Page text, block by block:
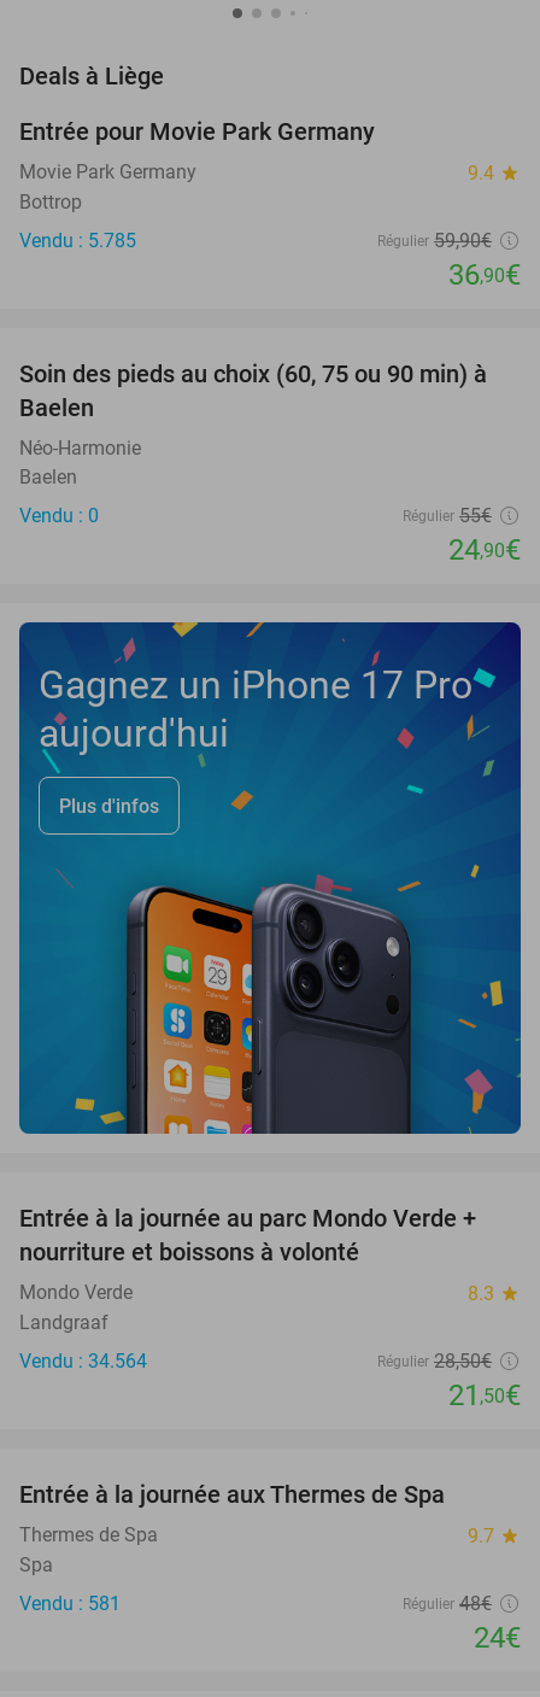
Deals à Liège
Entrée pour Movie Park Germany
Movie Park Germany 9.4 star
Bottrop
Vendu : 5.785
Régulier 59,90€
36,90€
55%
TODAY
Soin des pieds au choix (60, 75 ou 90 min) à
Baelen
Néo-Harmonie
Baelen
Vendu : 0
Régulier 55€
24,90€
Gagnez un iPhone 17 Pro
aujourd'hui
Plus d'infos
25%
Entrée à la journée au parc Mondo Verde +
nourriture et boissons à volonté
Mondo Verde 8.3 star
Landgraaf
Vendu : 34.564
Régulier 28,50€
21 ,50€
Entrée à la journée aux Thermes de Spa
Thermes de Spa 9.7 star
Spa
Vendu : 581
Régulier 48€
24€